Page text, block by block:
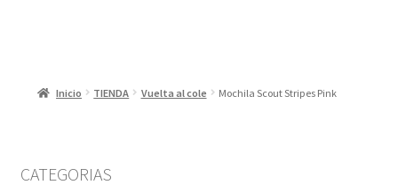
Inicio TIENDA Vuelta al cole Mochila Scout Stripes Pink
CATEGORIAS